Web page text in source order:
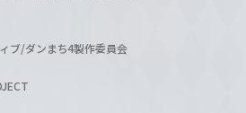
ブ/ダンまち4製作委員会